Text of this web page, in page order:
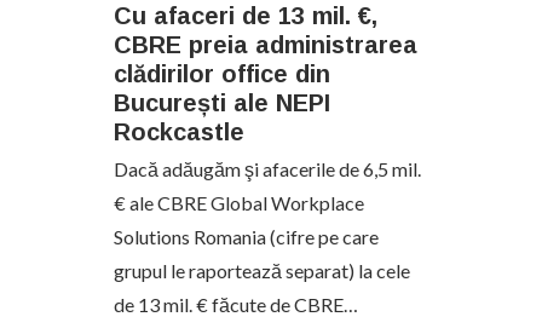
Cu afaceri de 13 mil. €,
CBRE preia administrarea
clădirilor office din
București ale NEPI
Rockcastle
Dacă adăugăm şi afacerile de 6,5 mil.
€ ale CBRE Global Workplace
Solutions Romania (cifre pe care
grupul le raportează separat) la cele
de 13 mil. € făcute de CBRE…